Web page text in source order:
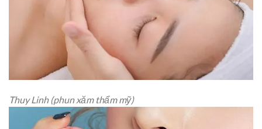
Thuy Linh (phun xăm thẩm mỹ)